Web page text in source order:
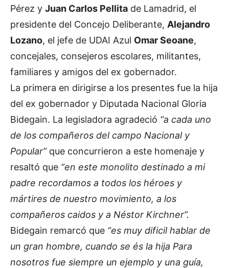
Pérez y Juan Carlos Pellita de Lamadrid, el
presidente del Concejo Deliberante, Alejandro
Lozano, el jefe de UDAI Azul Omar Seoane,
concejales, consejeros escolares, militantes,
familiares y amigos del ex gobernador.
La primera en dirigirse a los presentes fue la hija
del ex gobernador y Diputada Nacional Gloria
Bidegain. La legisladora agradeció “a cada uno
de los compañeros del campo Nacional y
Popular” que concurrieron a este homenaje y
resaltó que “en este monolito destinado a mi
padre recordamos a todos los héroes y
mártires de nuestro movimiento, a los
compañeros caidos y a Néstor Kirchner”.
Bidegain remarcó que “es muy dificil hablar de
un gran hombre, cuando se és la hija Para
nosotros fue siempre un ejemplo y una guía,